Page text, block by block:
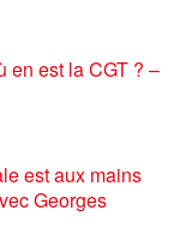
en est la CGT ? –
est aux mains
Georges